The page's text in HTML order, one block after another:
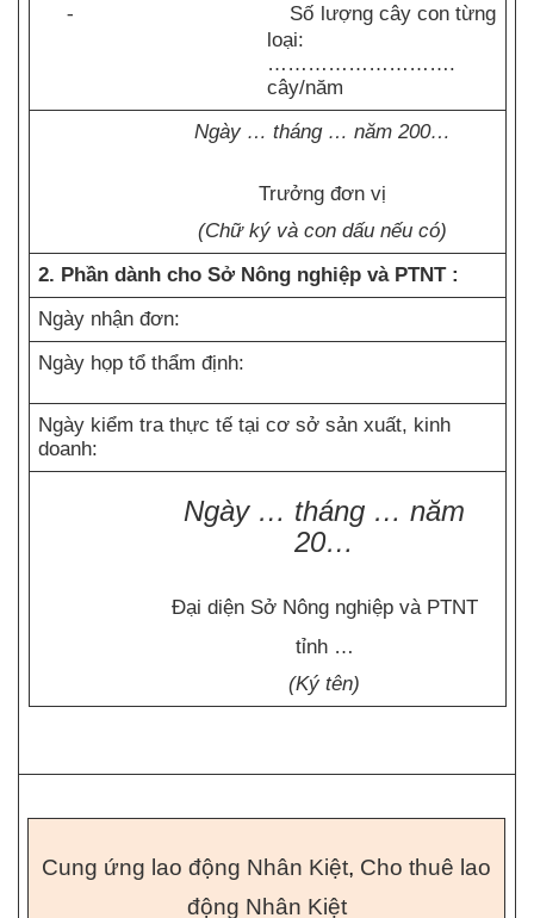
-
Số lượng cây con từng
loại:
……………………….
cây/năm
Ngày … tháng … năm 200…
Trưởng đơn vị
(Chữ ký và con dấu nếu có)
2. Phần dành cho Sở Nông nghiệp và PTNT :
Ngày nhận đơn:
Ngày họp tổ thẩm định:
Ngày kiểm tra thực tế tại cơ sở sản xuất, kinh
doanh:
Ngày … tháng … năm
20…
Đại diện Sở Nông nghiệp và PTNT
tỉnh …
(Ký tên)
Cung ứng lao động Nhân Kiệt, Cho thuê lao
động Nhân Kiệt